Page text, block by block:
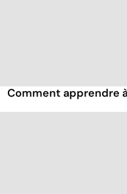
Comment apprendre